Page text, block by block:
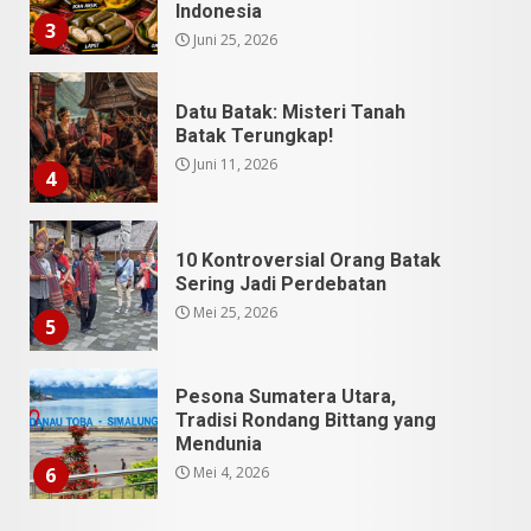
4
Juni 11, 2026
5
10 Kontroversial Orang Batak
Sering Jadi Perdebatan
Mei 25, 2026
6
Pesona Sumatera Utara,
Tradisi Rondang Bittang yang
Mendunia
Mei 4, 2026
7
SUCI Season 11: Finalis Stand
Up Comedy KompasTV